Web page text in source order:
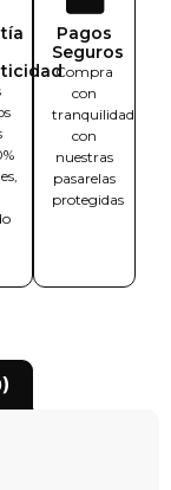
Pagos
Seguros
Compra
con
tranquilidad
con
nuestras
pasarelas
protegidas